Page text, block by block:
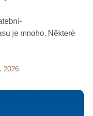
je mnoho. Některé
2026